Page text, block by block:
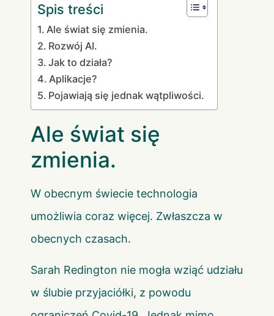
Spis treści
Ale świat się zmienia.
Rozwój AI.
Jak to działa?
Aplikacje?
Pojawiają się jednak wątpliwości.
Ale świat się
zmienia.
W obecnym świecie technologia
umożliwia coraz więcej. Zwłaszcza w
obecnych czasach.
Sarah Redington nie mogła wziąć udziału
w ślubie przyjaciółki, z powodu